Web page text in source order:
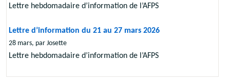
Lettre hebdomadaire d’information de l’AFPS
Lettre d’information du 21 au 27 mars 2026
28 mars, par Josette
Lettre hebdomadaire d’information de l’AFPS